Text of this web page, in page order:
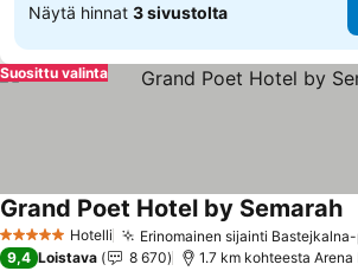
Näytä hinnat 3 sivustolta
Suosittu valinta
5 Tähtiluokitus
Hotelli Erinomainen sijainti
Grand Poet Hotel by Semarah
9,4 Loistava 8 670 1.7 km kohteesta Arena